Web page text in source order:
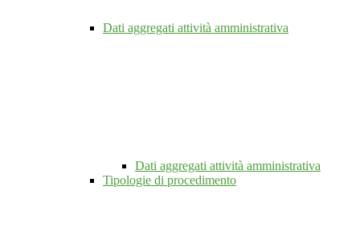
Dati aggregati attività amministrativa
Dati aggregati attività amministrativa
Tipologie di procedimento